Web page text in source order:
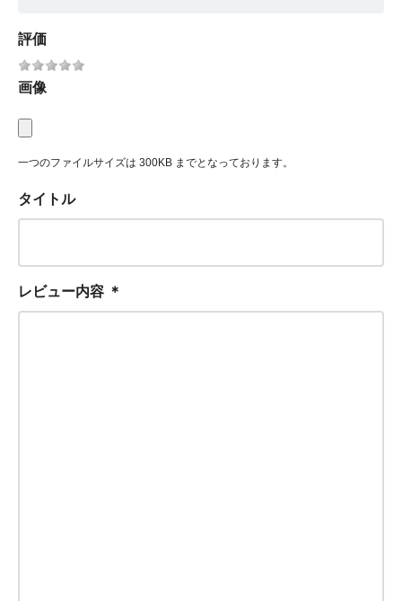
評価
画像
一つのファイルサイズは 300KB までとなっております。
タイトル
レビュー内容 ＊